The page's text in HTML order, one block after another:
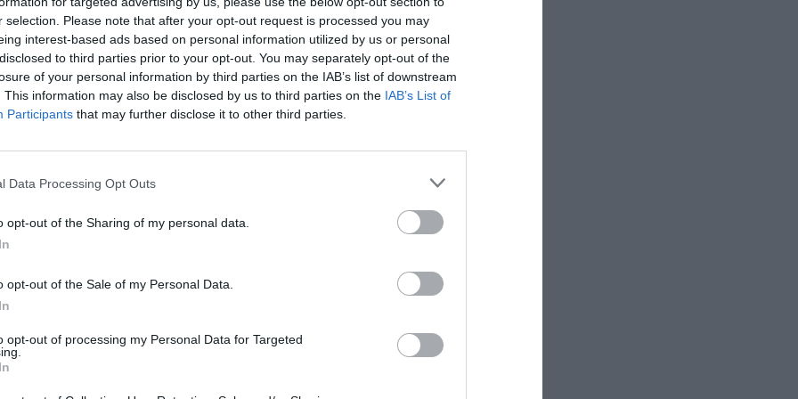
selection. Please note that after your opt-out request is processed you may
interest-based ads based on personal information utilized by us or personal
to third parties prior to your opt-out. You may separately opt-out of the
of your personal information by third parties on the IAB’s list of downstream
This information may also be disclosed by us to third parties on the IAB’s List of
Participants that may further disclose it to other third parties.
Data Processing Opt Outs
opt-out of the Sharing of my personal data.
opt-out of the Sale of my Personal Data.
opt-out of processing my Personal Data for Targeted
d'Orient s’apunten al DIY
de la neu es fon
de 2018